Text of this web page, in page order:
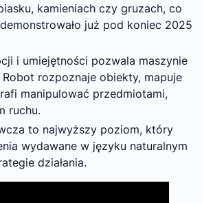
kamieniach czy gruzach, co
już pod koniec 2025
i umiejętności pozwala maszynie
rozpoznaje obiekty, mapuje
manipulować przedmiotami,
ruchu.
to najwyższy poziom, który
wydawane w języku naturalnym
działania.